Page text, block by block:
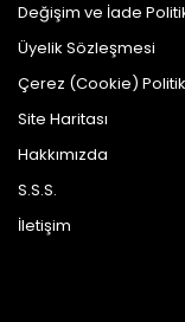
Değişim ve İade
Üyelik Sözleşmesi
Çerez (Cookie)
Site Haritası
Hakkımızda
S.S.S.
İletişim